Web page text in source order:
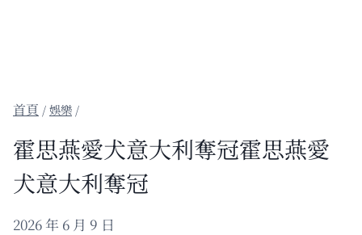
/娛樂 /
霍思燕愛犬意大利奪冠霍思燕愛
犬意大利奪冠
2026 年 6 月 9 日